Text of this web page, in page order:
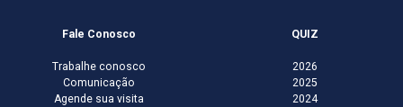
Fale Conosco
Trabalhe conosco
Comunicação
Agende sua visita
QUIZ
2026
2025
2024